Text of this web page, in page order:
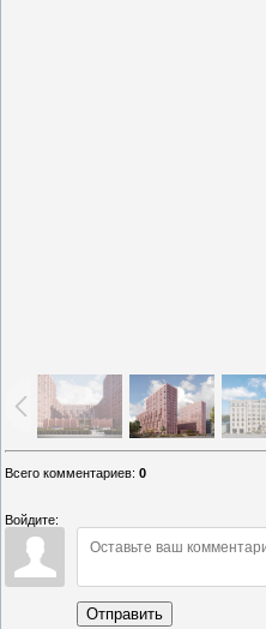
Всего комментариев: 0
Войдите:
Отправить